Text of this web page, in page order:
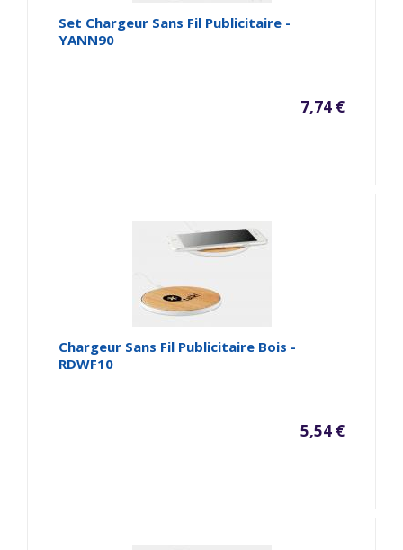
Set Chargeur Sans Fil Publicitaire -
YANN90
7,74 €
Chargeur Sans Fil Publicitaire Bois -
RDWF10
5,54 €